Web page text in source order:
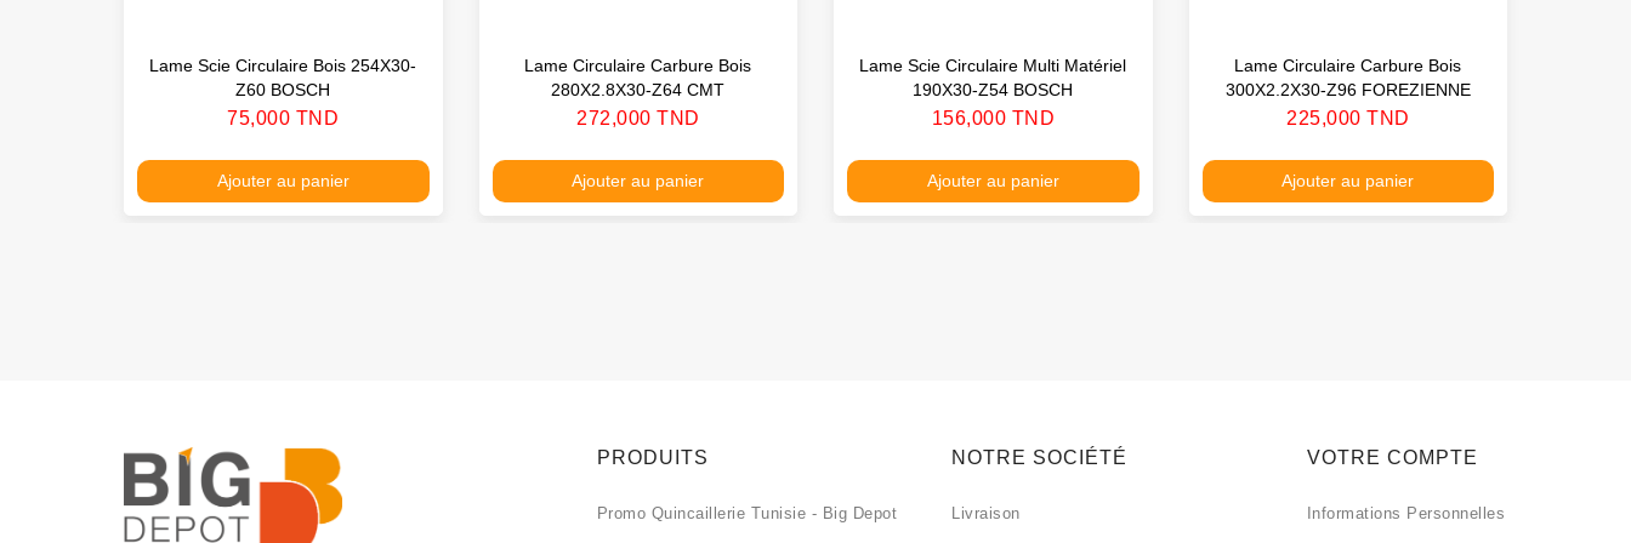
Lame Scie Circulaire Bois 254X30-
Z60 BOSCH
Prix
75,000 TND
Ajouter au panier
Lame Circulaire Carbure Bois
280X2.8X30-Z64 CMT
Prix
272,000 TND
Ajouter au panier
Lame Scie Circulaire Multi Matériel
190X30-Z54 BOSCH
Prix
156,000 TND
Ajouter au panier
Lame Circulaire Carbure Bois
300X2.2X30-Z96 FOREZIENNE
Prix
225,000 TND
Ajouter au panier
PRODUITS
Promo Quincaillerie Tunisie - Big Depot
NOTRE SOCIÉTÉ
Livraison
VOTRE COMPTE
Informations Personnelles